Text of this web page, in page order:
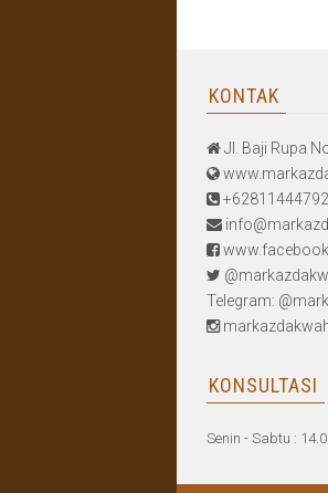
KONTAK
Jl. Baji Rupa
+62811444792
Telegram:
KONSULTASI
Senin - Sabtu :